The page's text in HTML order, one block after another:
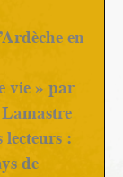
en
vie » par
:
de